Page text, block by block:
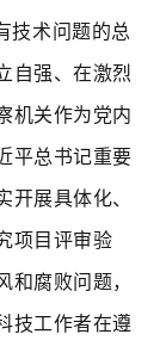
技术问题的总
自强、在激烈
机关作为党内
平总书记重要
开展具体化、
项目评审验
和腐败问题，
技工作者在遵